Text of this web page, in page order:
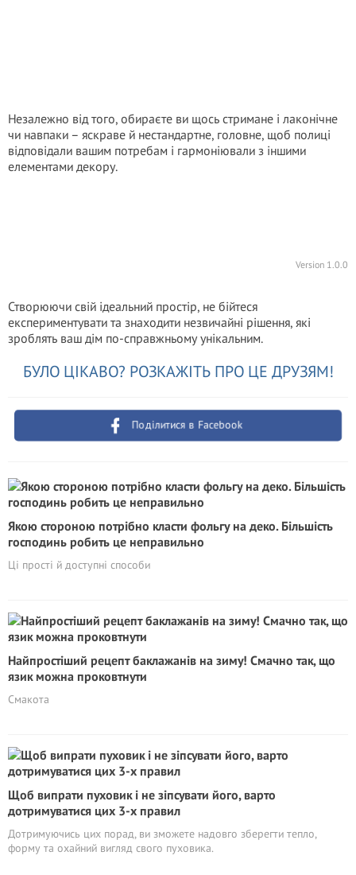
Незалежно від того, обираєте ви щось стримане і лаконічне
чи навпаки – яскраве й нестандартне, головне, щоб полиці
відповідали вашим потребам і гармоніювали з іншими
елементами декору.
Version 1.0.0
Створюючи свій ідеальний простір, не бійтеся
експериментувати та знаходити незвичайні рішення, які
зроблять ваш дім по-справжньому унікальним.
БУЛО ЦІКАВО? РОЗКАЖІТЬ ПРО ЦЕ ДРУЗЯМ!
Поділитися в Facebook
Якою стороною потрібно класти фольгу на деко. Більшість
господинь робить це неправильно
Ці прості й доступні способи
Найпростіший рецепт баклажанів на зиму! Смачно так, що
язик можна проковтнути
Смакота
Щоб випрати пуховик і не зіпсувати його, варто
дотримуватися цих 3-х правил
Дотримуючись цих порад, ви зможете надовго зберегти тепло,
форму та охайний вигляд свого пуховика.